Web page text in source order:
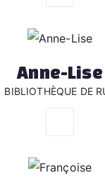
Anne-Lise
BIBLIOTHÈQUE DE